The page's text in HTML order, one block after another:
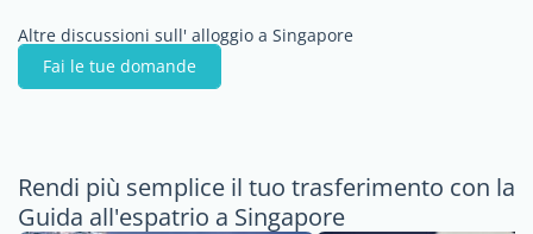
Altre discussioni sull' alloggio a Singapore
Fai le tue domande
Rendi più semplice il tuo trasferimento con la
Guida all'espatrio a Singapore